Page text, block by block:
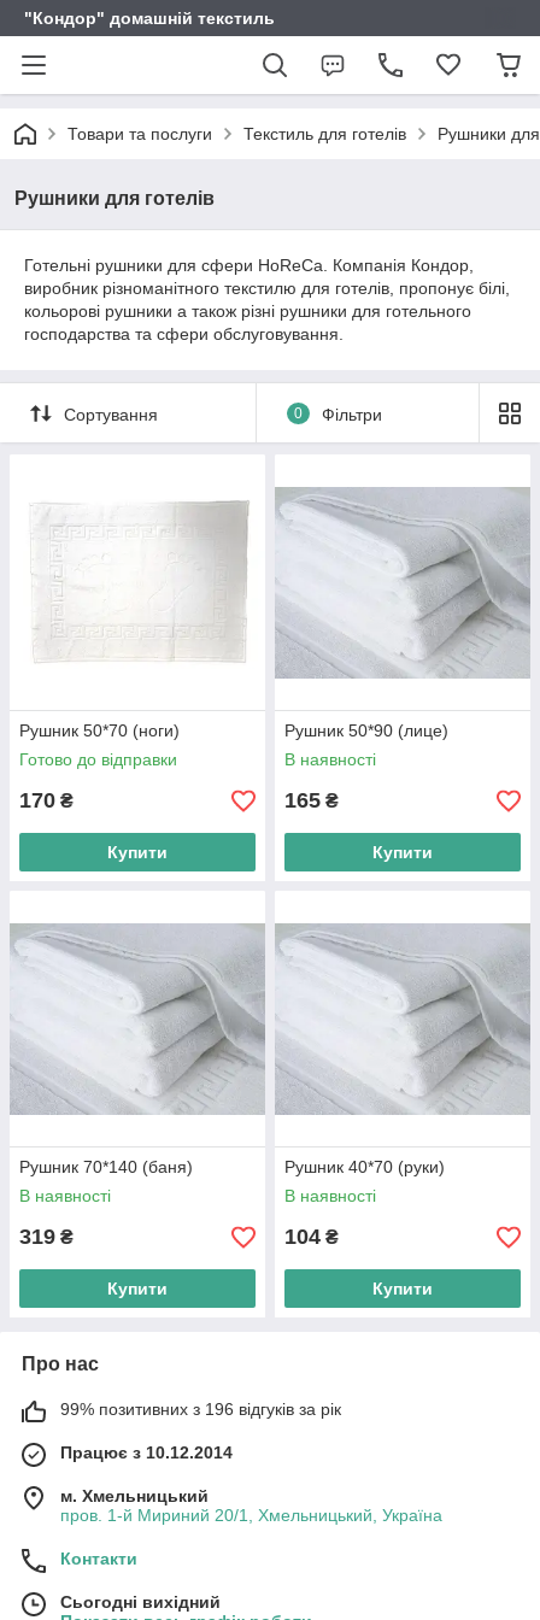
"Кондор" домашній текстиль
Товари та послуги Текстиль для готелів Рушники для
Рушники для готелів
Готельні рушники для сфери HoReCa. Компанія Кондор,
виробник різноманітного текстилю для готелів, пропонує білі,
кольорові рушники а також різні рушники для готельного
господарства та сфери обслуговування.
Сортування 0 Фільтри
Рушник 50*70 (ноги)
Готово до відправки
170 ₴
Купити
Рушник 50*90 (лице)
В наявності
165 ₴
Купити
Рушник 70*140 (баня)
В наявності
319 ₴
Купити
Рушник 40*70 (руки)
В наявності
104 ₴
Купити
Про нас
99% позитивних з 196 відгуків за рік
Працює з 10.12.2014
м. Хмельницький
пров. 1-й Мириний 20/1, Хмельницький, Україна
Контакти
Сьогодні вихідний